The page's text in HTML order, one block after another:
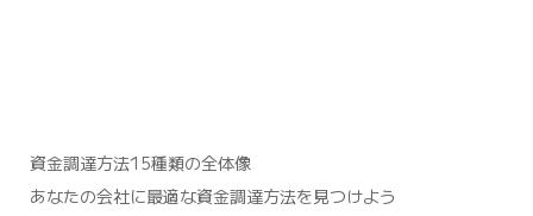
資金調達方法15種類の全体像
あなたの会社に最適な資金調達方法を見つけよう